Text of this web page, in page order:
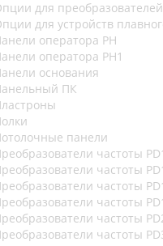
для
для устройств
оператора PH
оператора PH1
основания
ПК
панели
частоты
частоты
частоты
частоты
частоты
частоты